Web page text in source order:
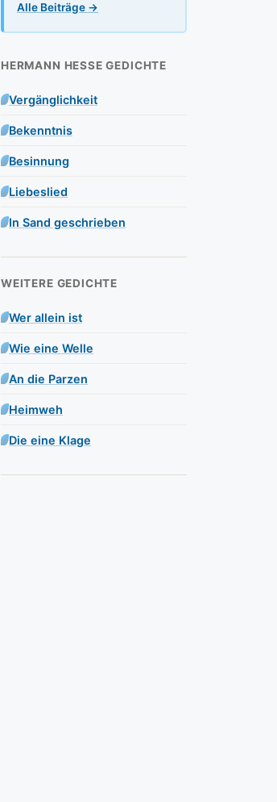
Alle Beiträge →
HERMANN HESSE GEDICHTE
Vergänglichkeit
Bekenntnis
Besinnung
Liebeslied
In Sand geschrieben
WEITERE GEDICHTE
Wer allein ist
Wie eine Welle
An die Parzen
Heimweh
Die eine Klage